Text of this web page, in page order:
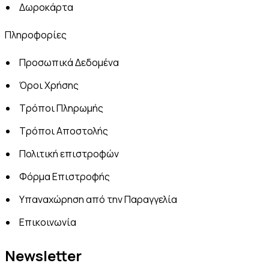
Δωροκάρτα
Πληροφορίες
Προσωπικά Δεδομένα
Όροι Χρήσης
Τρόποι Πληρωμής
Τρόποι Αποστολής
Πολιτική επιστροφών
Φόρμα Επιστροφής
Υπαναχώρηση από την Παραγγελία
Επικοινωνία
Newsletter